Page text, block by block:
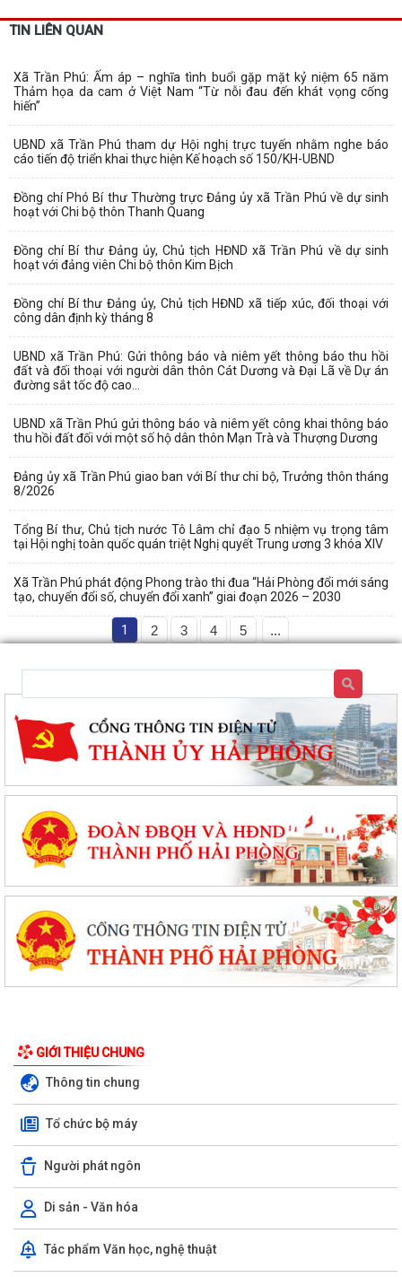
TIN LIÊN QUAN
Xã Trần Phú: Ấm áp – nghĩa tình buổi gặp mặt kỷ niệm 65 năm
Thảm họa da cam ở Việt Nam “Từ nỗi đau đến khát vọng cống
hiến”
UBND xã Trần Phú tham dự Hội nghị trực tuyến nhằm nghe báo
cáo tiến độ triển khai thực hiện Kế hoạch số 150/KH-UBND
Đồng chí Phó Bí thư Thường trực Đảng ủy xã Trần Phú về dự sinh
hoạt với Chi bộ thôn Thanh Quang
Đồng chí Bí thư Đảng ủy, Chủ tịch HĐND xã Trần Phú về dự sinh
hoạt với đảng viên Chi bộ thôn Kim Bịch
Đồng chí Bí thư Đảng ủy, Chủ tịch HĐND xã tiếp xúc, đối thoại với
công dân định kỳ tháng 8
UBND xã Trần Phú: Gửi thông báo và niêm yết thông báo thu hồi
đất và đối thoại với người dân thôn Cát Dương và Đại Lã về Dự án
đường sắt tốc độ cao...
UBND xã Trần Phú gửi thông báo và niêm yết công khai thông báo
thu hồi đất đối với một số hộ dân thôn Mạn Trà và Thượng Dương
Đảng ủy xã Trần Phú giao ban với Bí thư chi bộ, Trưởng thôn tháng
8/2026
Tổng Bí thư, Chủ tịch nước Tô Lâm chỉ đạo 5 nhiệm vụ trọng tâm
tại Hội nghị toàn quốc quán triệt Nghị quyết Trung ương 3 khóa XIV
Xã Trần Phú phát động Phong trào thi đua “Hải Phòng đổi mới sáng
tạo, chuyển đổi số, chuyển đổi xanh” giai đoạn 2026 – 2030
1 2 3 4 5 ...
GIỚI THIỆU CHUNG
Thông tin chung
Tổ chức bộ máy
Người phát ngôn
Di sản - Văn hóa
Tác phẩm Văn học, nghệ thuật